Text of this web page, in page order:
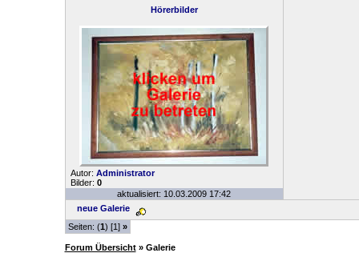
Hörerbilder
Autor: Administrator
Bilder: 0
aktualisiert: 10.03.2009 17:42
neue Galerie
Seiten: (1) [1] »
Forum Übersicht» Galerie